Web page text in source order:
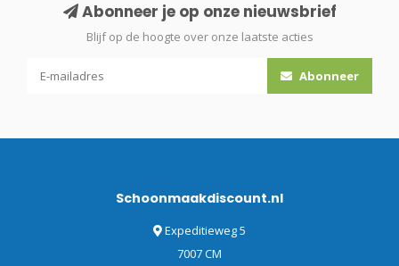
Abonneer je op onze nieuwsbrief
Blijf op de hoogte over onze laatste acties
Abonneer
Schoonmaakdiscount.nl
Expeditieweg 5
7007 CM